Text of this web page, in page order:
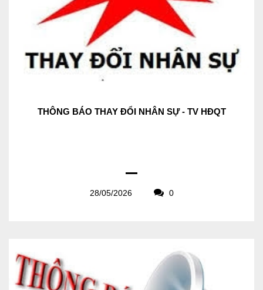
THÔNG BÁO THAY ĐỔI NHÂN SỰ - TV HĐQT
28/05/2026 0